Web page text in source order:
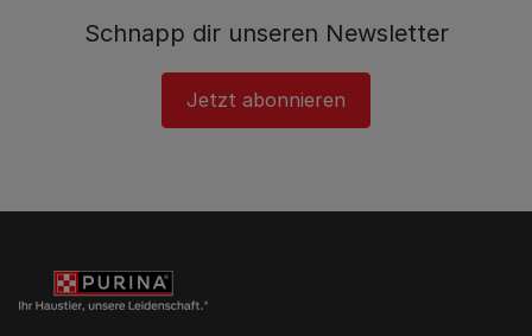
Schnapp dir unseren Newsletter
Jetzt abonnieren